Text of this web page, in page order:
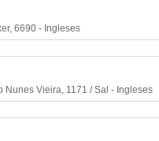
6690 - Ingleses
Nunes Vieira, 1171 / Sal - Ingleses